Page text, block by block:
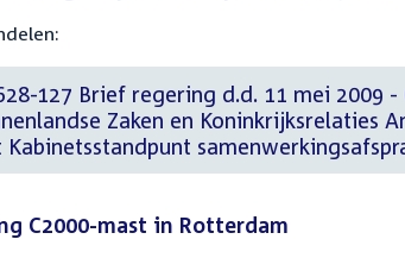
127 Brief regering d.d. 11 mei 2009
Zaken en Koninkrijksrelaties
Kabinetsstandpunt
C2000-mast in Rotterdam